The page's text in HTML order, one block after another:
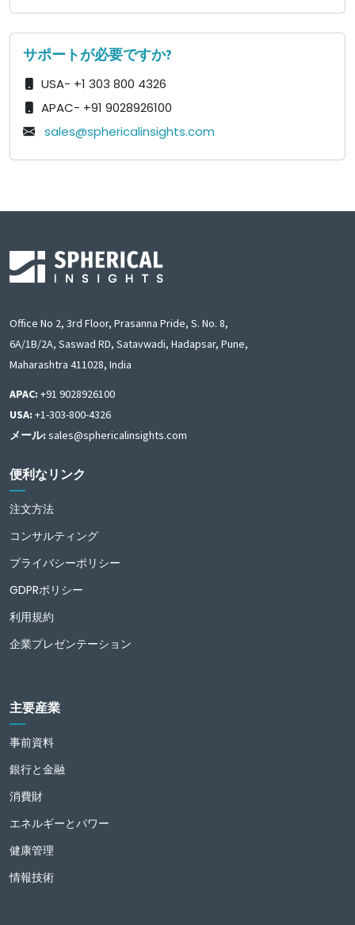
サポートが必要ですか?
USA- +1 303 800 4326
APAC- +91 9028926100
sales@sphericalinsights.com
Office No 2, 3rd Floor, Prasanna Pride, S. No. 8,
6A/1B/2A, Saswad RD, Satavwadi, Hadapsar, Pune,
Maharashtra 411028, India
APAC: +91 9028926100
USA: +1-303-800-4326
メール: sales@sphericalinsights.com
便利なリンク
注文方法
コンサルティング
プライバシーポリシー
GDPRポリシー
利用規約
企業プレゼンテーション
主要産業
事前資料
銀行と金融
消費財
エネルギーとパワー
健康管理
情報技術